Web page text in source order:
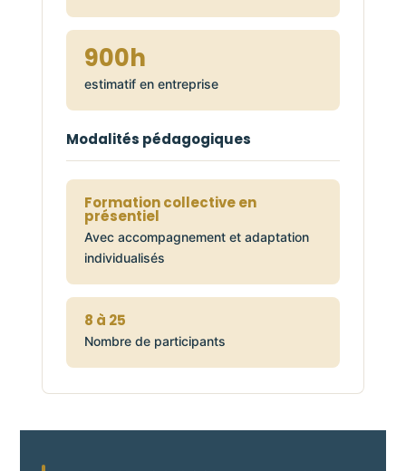
900h
estimatif en entreprise
Modalités pédagogiques
Formation collective en
présentiel
Avec accompagnement et adaptation
individualisés
8 à 25
Nombre de participants